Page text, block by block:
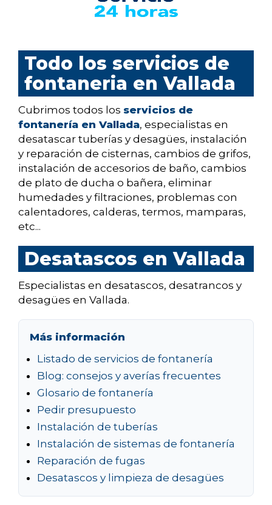
Todo los servicios de
fontaneria en Vallada
Cubrimos todos los servicios de
fontanería en Vallada, especialistas en
desatascar tuberías y desagües, instalación
y reparación de cisternas, cambios de grifos,
instalación de accesorios de baño, cambios
de plato de ducha o bañera, eliminar
humedades y filtraciones, problemas con
calentadores, calderas, termos, mamparas,
etc...
Desatascos en Vallada
Especialistas en desatascos, desatrancos y
desagües en Vallada.
Más información
Listado de servicios de fontanería
Blog: consejos y averías frecuentes
Glosario de fontanería
Pedir presupuesto
Instalación de tuberías
Instalación de sistemas de fontanería
Reparación de fugas
Desatascos y limpieza de desagües